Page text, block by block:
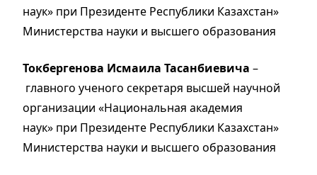
наук» при Президенте Республики Казахстан»
Министерства науки и высшего образования
Токбергенова Исмаила Тасанбиевича –
главного ученого секретаря высшей научной
организации «Национальная академия
наук» при Президенте Республики Казахстан»
Министерства науки и высшего образования